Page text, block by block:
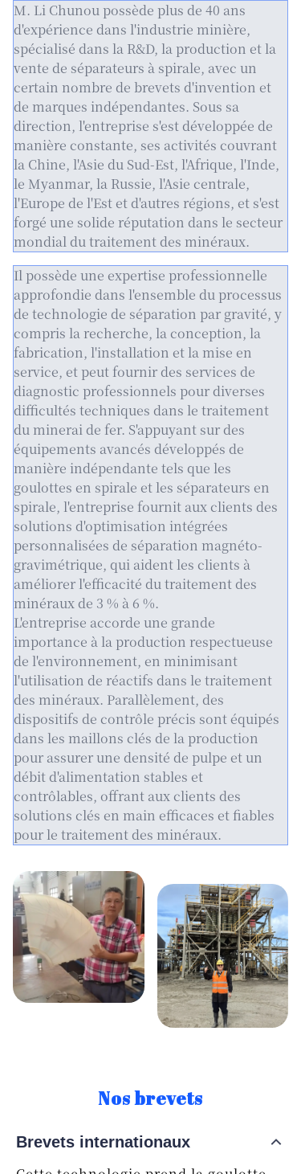
M. Li Chunou possède plus de 40 ans
d'expérience dans l'industrie minière,
spécialisé dans la R&D, la production et la
vente de séparateurs à spirale, avec un
certain nombre de brevets d'invention et
de marques indépendantes. Sous sa
direction, l'entreprise s'est développée de
manière constante, ses activités couvrant
la Chine, l'Asie du Sud-Est, l'Afrique, l'Inde,
le Myanmar, la Russie, l'Asie centrale,
l'Europe de l'Est et d'autres régions, et s'est
forgé une solide réputation dans le secteur
mondial du traitement des minéraux.
Il possède une expertise professionnelle
approfondie dans l'ensemble du processus
de technologie de séparation par gravité, y
compris la recherche, la conception, la
fabrication, l'installation et la mise en
service, et peut fournir des services de
diagnostic professionnels pour diverses
difficultés techniques dans le traitement
du minerai de fer. S'appuyant sur des
équipements avancés développés de
manière indépendante tels que les
goulottes en spirale et les séparateurs en
spirale, l'entreprise fournit aux clients des
solutions d'optimisation intégrées
personnalisées de séparation magnéto-
gravimétrique, qui aident les clients à
améliorer l'efficacité du traitement des
minéraux de 3 % à 6 %.
L'entreprise accorde une grande
importance à la production respectueuse
de l'environnement, en minimisant
l'utilisation de réactifs dans le traitement
des minéraux. Parallèlement, des
dispositifs de contrôle précis sont équipés
dans les maillons clés de la production
pour assurer une densité de pulpe et un
débit d'alimentation stables et
contrôlables, offrant aux clients des
solutions clés en main efficaces et fiables
pour le traitement des minéraux.
Nos brevets
Brevets internationaux